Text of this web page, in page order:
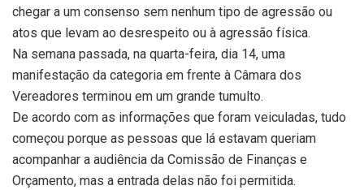
chegar a um consenso sem nenhum tipo de agressão ou
atos que levam ao desrespeito ou à agressão física.
Na semana passada, na quarta-feira, dia 14, uma
manifestação da categoria em frente à Câmara dos
Vereadores terminou em um grande tumulto.
De acordo com as informações que foram veiculadas, tudo
começou porque as pessoas que lá estavam queriam
acompanhar a audiência da Comissão de Finanças e
Orçamento, mas a entrada delas não foi permitida.